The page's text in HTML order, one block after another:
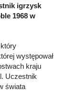
igrzysk
1968 w
występował
kraju
Uczestnik
świata